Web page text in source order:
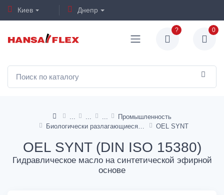
Киев Днепр
? 0
Промышленность
Биологически разлагающиеся гидравлические жидкости
OEL SYNT
OEL SYNT (DIN ISO 15380)
Гидравлическое масло на синтетической эфирной
основе